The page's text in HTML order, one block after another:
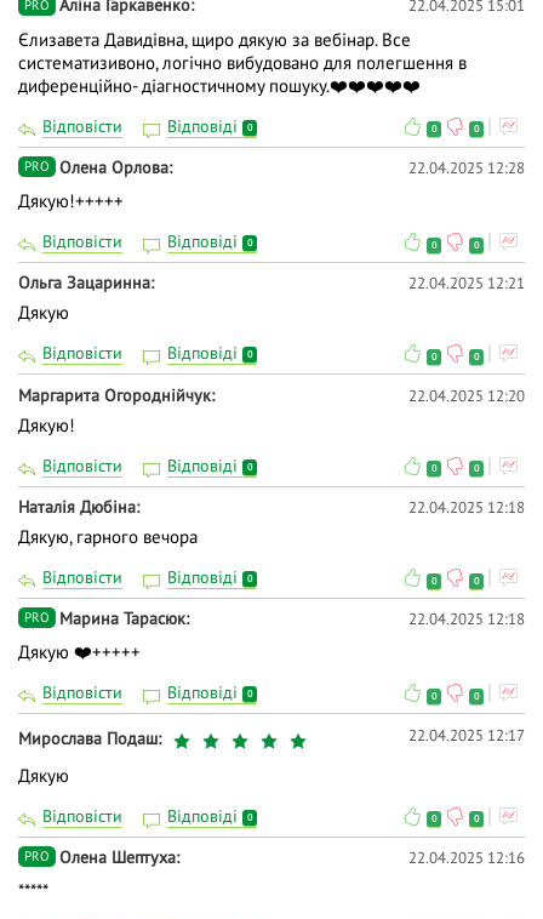
PRO Аліна Гаркавенко 22.04.2025 15:01
Єлизавета Давидівна, щиро дякую за вебінар. Все
систематизивоно, логічно вибудовано для полегшення в
диференційно- діагностичному пошуку.❤️❤️❤️❤️❤️
Відповісти Відповіді 0 0 0
PRO Олена Орлова 22.04.2025 12:28
Дякую!+++++
Відповісти Відповіді 0 0 0
Ольга Зацаринна 22.04.2025 12:21
Дякую
Відповісти Відповіді 0 0 0
Маргарита Огороднійчук 22.04.2025 12:20
Дякую!
Відповісти Відповіді 0 0 0
Наталія Дюбіна 22.04.2025 12:18
Дякую, гарного вечора
Відповісти Відповіді 0 0 0
PRO Марина Тарасюк 22.04.2025 12:18
Дякую ❤️+++++
Відповісти Відповіді 0 0 0
Мирослава Подаш 22.04.2025 12:17
Дякую
Відповісти Відповіді 0 0 0
PRO Олена Шептуха 22.04.2025 12:16
*****